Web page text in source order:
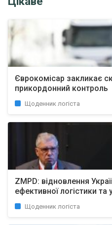
Єврокомісар закликає
прикордонний контроль
Щоденник логіста
ZMPD: відновлення
ефективної логістики та
Щоденник логіста